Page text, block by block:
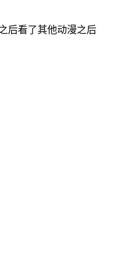
后看了其他动漫之后